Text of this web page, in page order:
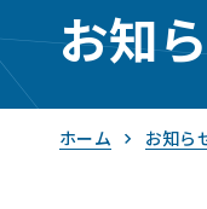
お知
お知ら
ホーム